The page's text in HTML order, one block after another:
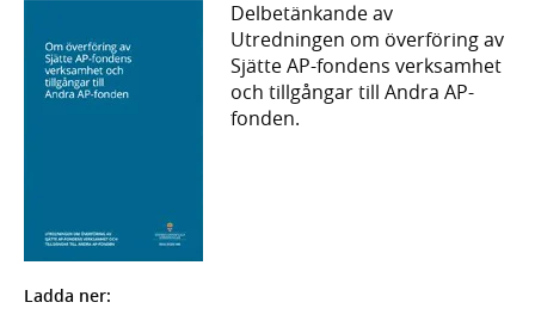
Delbetänkande av
Utredningen om överföring av
Sjätte AP-fondens verksamhet
och tillgångar till Andra AP-
fonden.
Ladda ner: